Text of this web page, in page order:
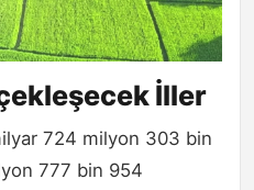
İller
724 milyon 303 bin
777 bin 954